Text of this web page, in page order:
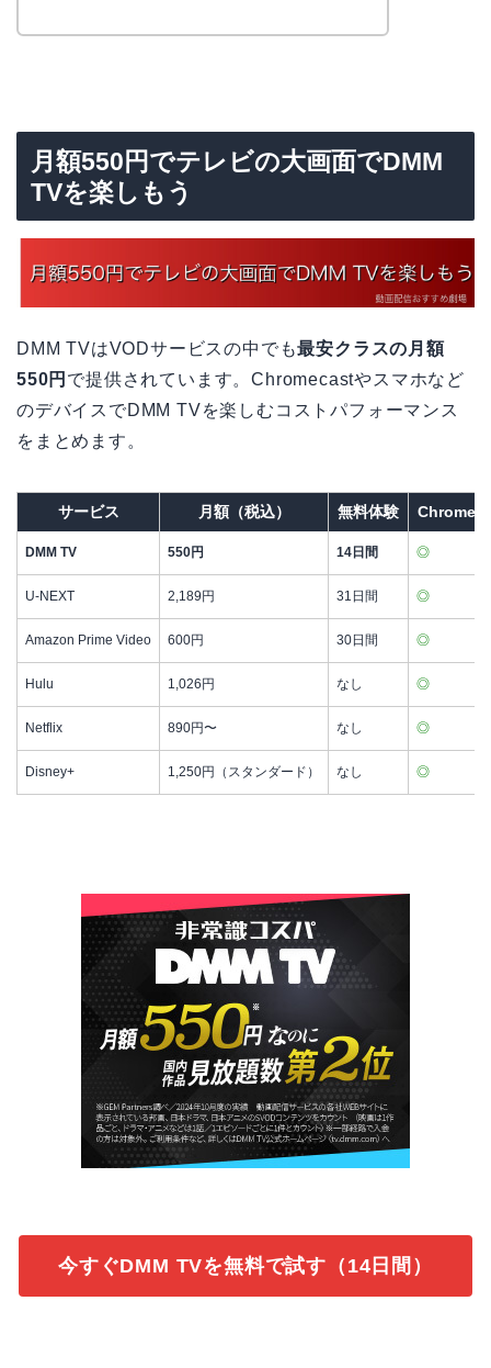
月額550円でテレビの大画面でDMM
TVを楽しもう
DMM TVはVODサービスの中でも最安クラスの月額
550円 で提供されています。Chromecastやスマホなど
のデバイスでDMM TVを楽しむコストパフォーマンス
をまとめます。
サービス 月額（税込） 無料体験
DMM TV 550円 14日間 ◎
U-NEXT 2,189円 31日間 ◎
Amazon Prime Video 600円 30日間 ◎
Hulu 1,026円 なし ◎
Netflix 890円〜 なし ◎
Disney+ 1,250円（スタンダード） なし ◎
今すぐDMM TVを無料で試す（14日間）